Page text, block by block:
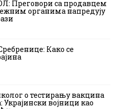
Преговори са продавцем
органима напредују
Како се
о тестирању вакцина
војници као